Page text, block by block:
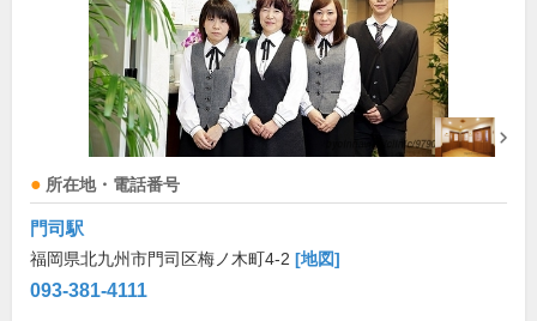
所在地・電話番号
門司駅
福岡県北九州市門司区梅ノ木町4-2 [地図]
093-381-4111